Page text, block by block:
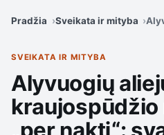
Pradžia Sveikata ir mityba
SVEIKATA IR MITYBA
Alyvuogių